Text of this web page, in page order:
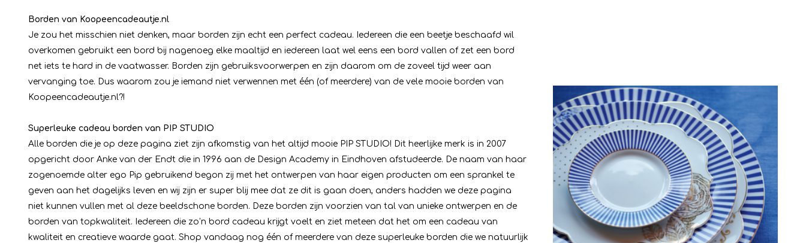
Borden van Koopeencadeautje.nl
Je zou het misschien niet denken, maar borden zijn echt een perfect cadeau. Iedereen die een beetje beschaafd wil
overkomen gebruikt een bord bij nagenoeg elke maaltijd en iedereen laat wel eens een bord vallen of zet een bord
net iets te hard in de vaatwasser. Borden zijn gebruiksvoorwerpen en zijn daarom om de zoveel tijd weer aan
vervanging toe. Dus waarom zou je iemand niet verwennen met één (of meerdere) van de vele mooie borden van
Koopeencadeautje.nl?!
Superleuke cadeau borden van PIP STUDIO
Alle borden die je op deze pagina ziet zijn afkomstig van het altijd mooie PIP STUDIO! Dit heerlijke merk is in 2007
opgericht door Anke van der Endt die in 1996 aan de Design Academy in Eindhoven afstudeerde. De naam van haar
zogenoemde alter ego Pip gebruikend begon zij met het ontwerpen van haar eigen producten om een sprankel te
geven aan het dagelijks leven en wij zijn er super blij mee dat ze dit is gaan doen, anders hadden we deze pagina
niet kunnen vullen met al deze beeldschone borden. Deze borden zijn voorzien van tal van unieke ontwerpen en de
borden van topkwaliteit. Iedereen die zo’n bord cadeau krijgt voelt en ziet meteen dat het om een cadeau van
kwaliteit en creatieve waarde gaat. Shop vandaag nog één of meerdere van deze superleuke borden die we natuurlijk